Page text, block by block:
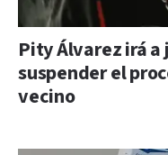
Pity Álvarez irá
suspender el
vecino